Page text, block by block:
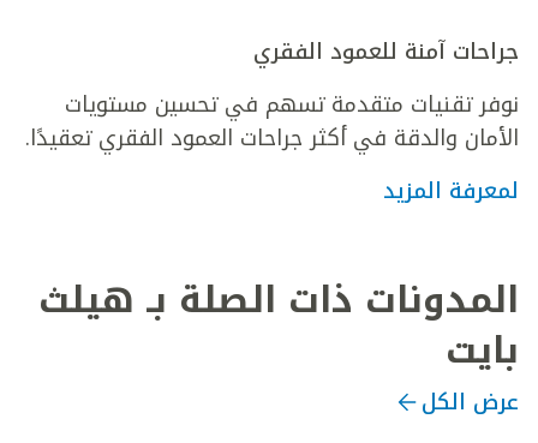
جراحات آمنة للعمود الفقري
نوفر تقنيات متقدمة تسهم في تحسين مستويات
الأمان والدقة في أكثر جراحات العمود الفقري تعقيدًا.
لمعرفة المزيد
المدونات ذات الصلة بـ هيلث
بايت
عرض الكل